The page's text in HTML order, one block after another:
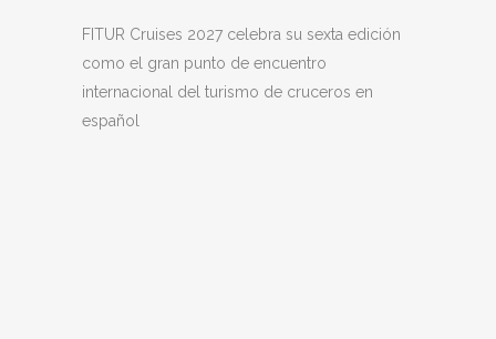
FITUR Cruises 2027 celebra su sexta edición
como el gran punto de encuentro
internacional del turismo de cruceros en
español